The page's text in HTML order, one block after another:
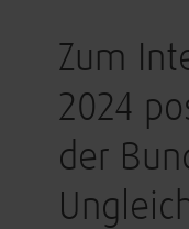
Zum
2024
der